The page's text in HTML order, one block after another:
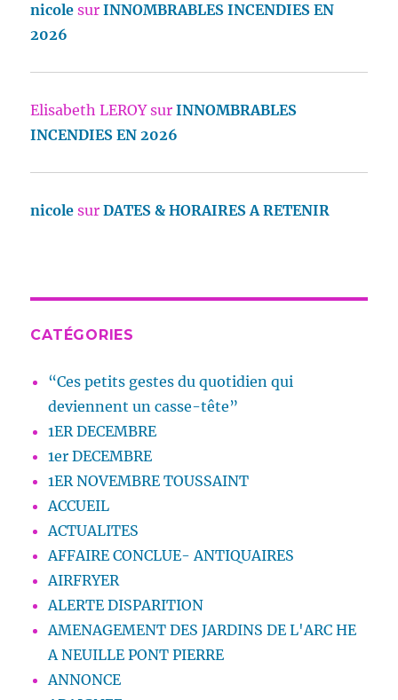
nicole surINNOMBRABLES INCENDIES EN
2026
Elisabeth LEROYsurINNOMBRABLES
INCENDIES EN 2026
nicole surDATES & HORAIRES A RETENIR
CATÉGORIES
“Ces petits gestes du quotidien qui
deviennent un casse-tête”
1ER DECEMBRE
1er DECEMBRE
1ER NOVEMBRE TOUSSAINT
ACCUEIL
ACTUALITES
AFFAIRE CONCLUE- ANTIQUAIRES
AIRFRYER
ALERTE DISPARITION
AMENAGEMENT DES JARDINS DE L'ARC HE
A NEUILLE PONT PIERRE
ANNONCE